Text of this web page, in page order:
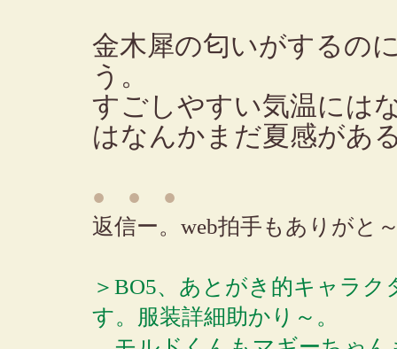
金木犀の匂いがするの
う。
すごしやすい気温には
はなんかまだ夏感があ
● ● ●
返信ー。web拍手もありがと
＞BO5、あとがき的キャラ
す。服装詳細助かり～。